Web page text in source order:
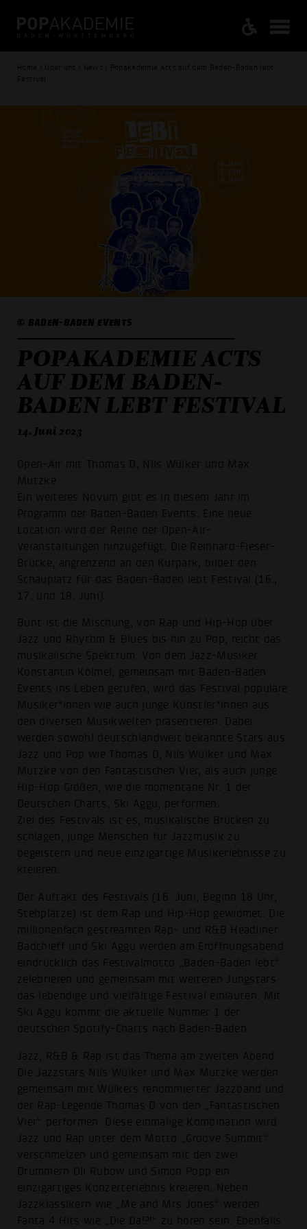
Home / Über uns / News / Popakademie Acts auf dem Baden-Baden lebt
Festival
© BADEN-BADEN EVENTS
POPAKADEMIE ACTS
AUF DEM BADEN-
BADEN LEBT FESTIVAL
14. Juni 2023
Open-Air mit Thomas D, Nils Wülker und Max
Mutzke
Ein weiteres Novum gibt es in diesem Jahr im
Programm der Baden-Baden Events: Eine neue
Location wird der Reihe der Open-Air-
Veranstaltungen hinzugefügt. Die Reinhard-Fieser-
Brücke, angrenzend an den Kurpark, bildet den
Schauplatz für das Baden-Baden lebt Festival (16.,
17. und 18. Juni).
Bunt ist die Mischung, von Rap und Hip-Hop über
Jazz und Rhythm & Blues bis hin zu Pop, reicht das
musikalische Spektrum. Von dem Jazz-Musiker
Konstantin Kölmel, gemeinsam mit Baden-Baden
Events ins Leben gerufen, wird das Festival populäre
Musiker*innen wie auch junge Künstler*innen aus
den diversen Musikwelten präsentieren. Dabei
werden sowohl deutschlandweit bekannte Stars aus
Jazz und Pop wie Thomas D, Nils Wülker und Max
Mutzke von den Fantastischen Vier, als auch junge
Hip-Hop Größen, wie die momentane Nr. 1 der
Deutschen Charts, Ski Aggu, performen.
Ziel des Festivals ist es, musikalische Brücken zu
schlagen, junge Menschen für Jazzmusik zu
begeistern und neue einzigartige Musikerlebnisse zu
kreieren.
Der Auftakt des Festivals (16. Juni, Beginn 18 Uhr,
Stehplätze) ist dem Rap und Hip-Hop gewidmet. Die
millionenfach gestreamten Rap- und R&B Headliner
Badchieff und Ski Aggu werden am Eröffnungsabend
eindrücklich das Festivalmotto „Baden-Baden lebt“
zelebrieren und gemeinsam mit weiteren Jungstars
das lebendige und vielfältige Festival einläuten. Mit
Ski Aggu kommt die aktuelle Nummer 1 der
deutschen Spotify-Charts nach Baden-Baden.
Jazz, R&B & Rap ist das Thema am zweiten Abend:
Die Jazzstars Nils Wülker und Max Mutzke werden
gemeinsam mit Wülkers renommierter Jazzband und
der Rap-Legende Thomas D von den „Fantastischen
Vier“ performen. Diese einmalige Kombination wird
Jazz und Rap unter dem Motto „Groove Summit“
verschmelzen und gemeinsam mit den zwei
Drummern Oli Rubow und Simon Popp ein
einzigartiges Konzerterlebnis kreieren. Neben
Jazzklassikern wie „Me and Mrs Jones“ werden
Fanta 4 Hits wie „Die Da!?!“ zu hören sein. Ebenfalls